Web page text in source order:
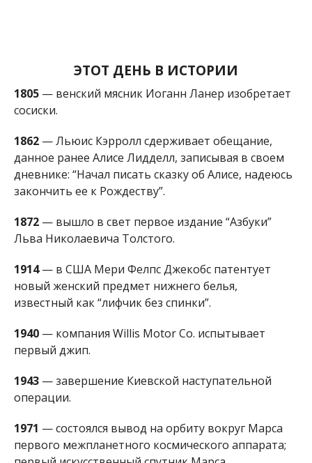
ЭТОТ ДЕНЬ В ИСТОРИИ
1805— венский мясник Иоганн Ланер изобретает
сосиски.
1862— Льюис Кэрролл сдерживает обещание,
данное ранее Алисе Лидделл, записывая в своем
дневнике: “Начал писать сказку об Алисе, надеюсь
закончить ее к Рождеству”.
1872— вышло в свет первое издание “Азбуки”
Льва Николаевича Толстого.
1914— в США Мери Фелпс Джекобс патентует
новый женский предмет нижнего белья,
известный как “лифчик без спинки”.
1940— компания Willis Motor Co. испытывает
первый джип.
1943— завершение Киевской наступательной
операции.
1971 — состоялся вывод на орбиту вокруг Марса
первого межпланетного космического аппарата;